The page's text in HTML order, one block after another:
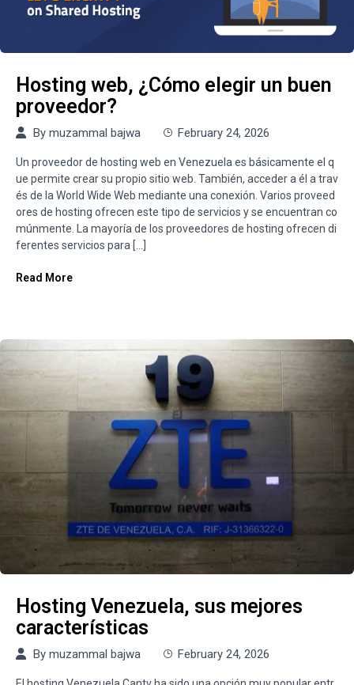
Hosting web, ¿Cómo elegir un buen
proveedor?
By muzammal bajwa February 24, 2026
Un proveedor de hosting web en Venezuela es básicamente el q
ue permite crear su propio sitio web. También, acceder a él a trav
és de la World Wide Web mediante una conexión. Varios proveed
ores de hosting ofrecen este tipo de servicios y se encuentran co
múnmente. La mayoría de los proveedores de hosting ofrecen di
ferentes servicios para […]
Read More
Hosting Venezuela, sus mejores
características
By muzammal bajwa February 24, 2026